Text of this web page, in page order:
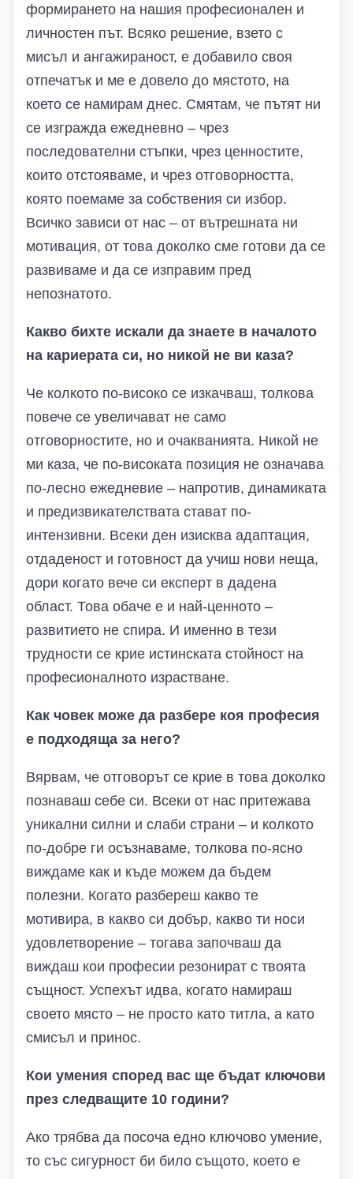
формирането на нашия професионален и
личностен път. Всяко решение, взето с
мисъл и ангажираност, е добавило своя
отпечатък и ме е довело до мястото, на
което се намирам днес. Смятам, че пътят ни
се изгражда ежедневно – чрез
последователни стъпки, чрез ценностите,
които отстояваме, и чрез отговорността,
която поемаме за собствения си избор.
Всичко зависи от нас – от вътрешната ни
мотивация, от това доколко сме готови да се
развиваме и да се изправим пред
непознатото.
Какво бихте искали да знаете в началото
на кариерата си, но никой не ви каза?
Че колкото по-високо се изкачваш, толкова
повече се увеличават не само
отговорностите, но и очакванията. Никой не
ми каза, че по-високата позиция не означава
по-лесно ежедневие – напротив, динамиката
и предизвикателствата стават по-
интензивни. Всеки ден изисква адаптация,
отдаденост и готовност да учиш нови неща,
дори когато вече си експерт в дадена
област. Това обаче е и най-ценното –
развитието не спира. И именно в тези
трудности се крие истинската стойност на
професионалното израстване.
Как човек може да разбере коя професия
е подходяща за него?
Вярвам, че отговорът се крие в това доколко
познаваш себе си. Всеки от нас притежава
уникални силни и слаби страни – и колкото
по-добре ги осъзнаваме, толкова по-ясно
виждаме как и къде можем да бъдем
полезни. Когато разбереш какво те
мотивира, в какво си добър, какво ти носи
удовлетворение – тогава започваш да
виждаш кои професии резонират с твоята
същност. Успехът идва, когато намираш
своето място – не просто като титла, а като
смисъл и принос.
Кои умения според вас ще бъдат ключови
през следващите 10 години?
Ако трябва да посоча едно ключово умение,
то със сигурност би било същото, което е